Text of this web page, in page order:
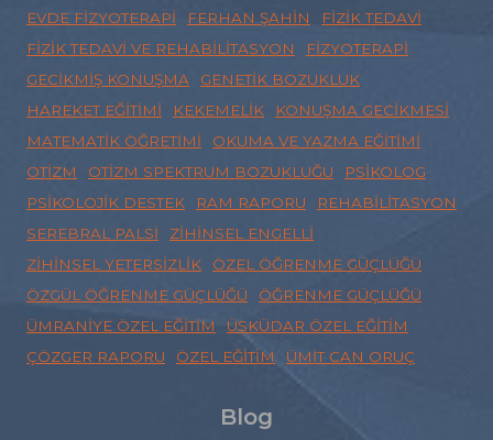
EVDE FIZYOTERAPI
FERHAN ŞAHIN
FIZIK TEDAVI
FIZIK TEDAVI VE REHABILITASYON
FIZYOTERAPI
GECIKMIŞ KONUŞMA
GENETIK BOZUKLUK
HAREKET EĞITIMI
KEKEMELIK
KONUŞMA GECIKMESI
MATEMATIK ÖĞRETIMI
OKUMA VE YAZMA EĞITIMI
OTIZM
OTIZM SPEKTRUM BOZUKLUĞU
PSIKOLOG
PSIKOLOJIK DESTEK
RAM RAPORU
REHABILITASYON
SEREBRAL PALSI
ZIHINSEL ENGELLI
ZIHINSEL YETERSIZLIK
ÖZEL ÖĞRENME GÜÇLÜĞÜ
ÖZGÜL ÖĞRENME GÜÇLÜĞÜ
ÖĞRENME GÜÇLÜĞÜ
ÜMRANIYE ÖZEL EĞITIM
ÜSKÜDAR ÖZEL EĞITIM
ÇÖZGER RAPORU
ÖZEL EĞITIM ÜMIT CAN ORUÇ
Blog